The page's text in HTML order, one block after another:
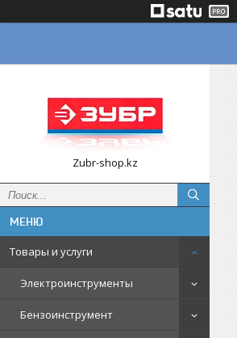
Zubr-shop.kz
Товары и услуги
Электроинструменты
Бензоинструмент